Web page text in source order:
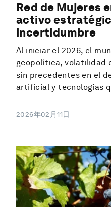
Red de Mujeres
activo
incertidumbre
Al iniciar el 2026, el
geopolítica, volatilidad
sin precedentes en el
artificial y tecnologías
2026年02月11日